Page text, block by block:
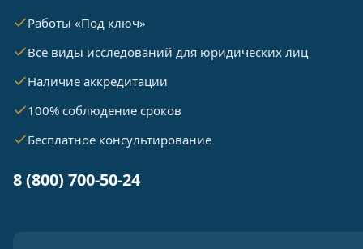
Работы «Под ключ»
Все виды исследований для юридических лиц
Наличие аккредитации
100% соблюдение сроков
Бесплатное консультирование
8 (800) 700-50-24